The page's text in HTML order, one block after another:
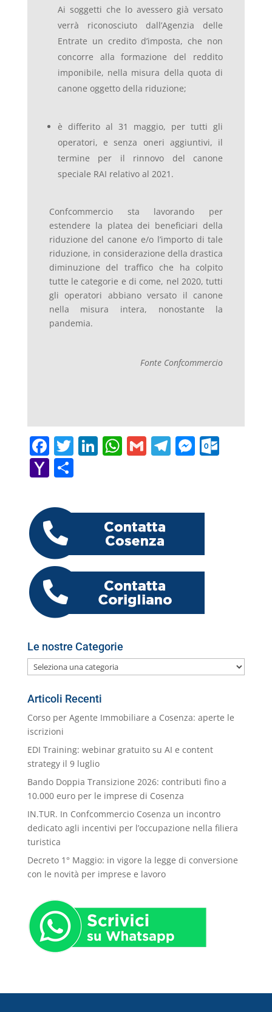
Ai soggetti che lo avessero già versato
verrà riconosciuto dall’Agenzia delle
Entrate un credito d’imposta, che non
concorre alla formazione del reddito
imponibile, nella misura della quota di
canone oggetto della riduzione;
è differito al 31 maggio, per tutti gli
operatori, e senza oneri aggiuntivi, il
termine per il rinnovo del canone
speciale RAI relativo al 2021.
Confcommercio sta lavorando per
estendere la platea dei beneficiari della
riduzione del canone e/o l’importo di tale
riduzione, in considerazione della drastica
diminuzione del traffico che ha colpito
tutte le categorie e di come, nel 2020, tutti
gli operatori abbiano versato il canone
nella misura intera, nonostante la
pandemia.
Fonte Confcommercio
F
a
c
e
b
o
o
k
T
w
itt
Li
dI
n
W
A
p
p
G T M
er
O
Y
h
o
o
M
ai
l
C
n
di
Le nostre Categorie
Le
nostre
Categorie
Articoli Recenti
Corso per Agente Immobiliare a Cosenza: aperte le
iscrizioni
EDI Training: webinar gratuito su AI e content
strategy il 9 luglio
Bando Doppia Transizione 2026: contributi fino a
10.000 euro per le imprese di Cosenza
IN.TUR. In Confcommercio Cosenza un incontro
dedicato agli incentivi per l’occupazione nella filiera
turistica
Decreto 1° Maggio: in vigore la legge di conversione
con le novità per imprese e lavoro